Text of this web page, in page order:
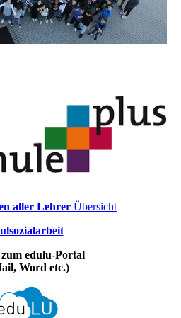
aller Lehrer Übersicht
edulu-Portal
Word etc.)